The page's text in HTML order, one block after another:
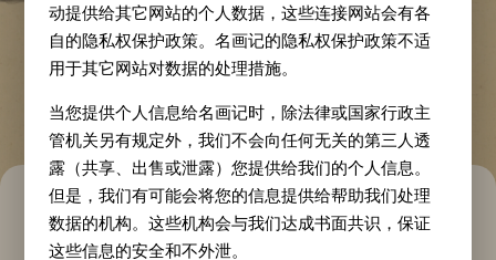
弘历阚虎骝图卷
动提供给其它网站的个人数据，这些连接网站会有各
自的隐私权保护政策。名画记的隐私权保护政策不适
用于其它网站对数据的处理措施。
当您提供个人信息给名画记时，除法律或国家行政主
管机关另有规定外，我们不会向任何无关的第三人透
露（共享、出售或泄露）您提供给我们的个人信息。
但是，我们有可能会将您的信息提供给帮助我们处理
数据的机构。这些机构会与我们达成书面共识，保证
这些信息的安全和不外泄。